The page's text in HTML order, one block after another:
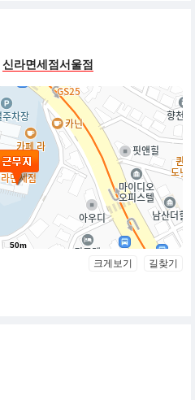
신라면세점서울점
50m
크게보기 길찾기